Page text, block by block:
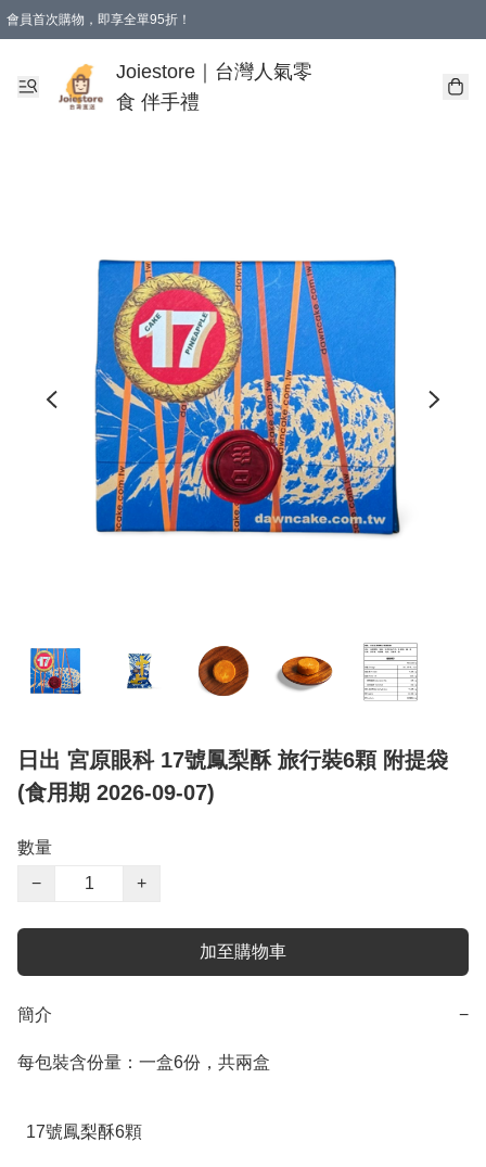
會員首次購物，即享全單95折！
購物滿 HKD 350.00即享免運費優惠！（適用於 本地送貨、本地取貨 )
Joiestore｜台灣人氣零
食 伴手禮
日出 宮原眼科 17號鳳梨酥 旅行裝6顆 附提袋
(食用期 2026-09-07)
數量
−
+
加至購物車
簡介 −
每包裝含份量：一盒6份，共兩盒